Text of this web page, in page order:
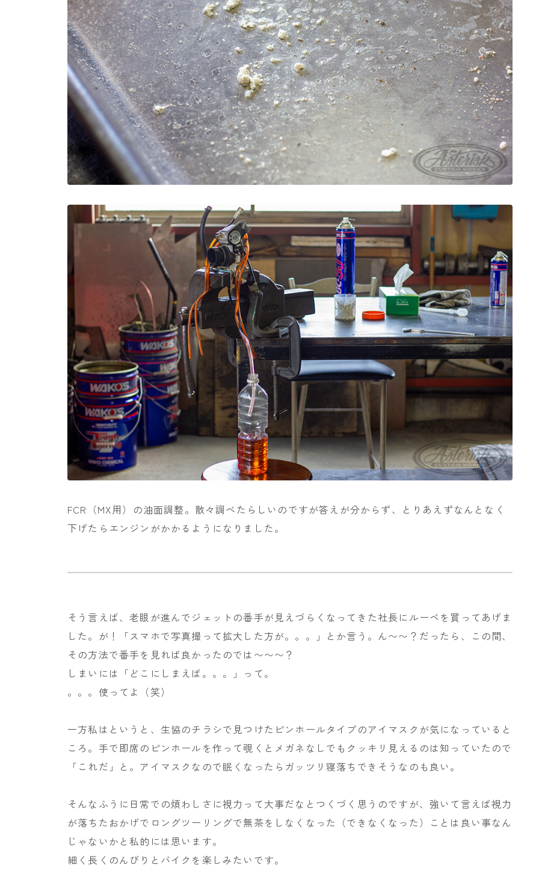
FCR（MX用）の油面調整。散々調べたらしいのですが答えが分からず、とりあえずなんとなく
下げたらエンジンがかかるようになりました。
そう言えば、老眼が進んでジェットの番手が見えづらくなってきた社長にルーペを買ってあげま
した。が！「スマホで写真撮って拡大した方が。。。」とか言う。ん〜〜？だったら、この間、
その方法で番手を見れば良かったのでは〜〜〜？
しまいには「どこにしまえば。。。」って。
。。。使ってよ（笑）
一方私はというと、生協のチラシで見つけたピンホールタイプのアイマスクが気になっていると
ころ。手で即席のピンホールを作って覗くとメガネなしでもクッキリ見えるのは知っていたので
「これだ」と。アイマスクなので眠くなったらガッツリ寝落ちできそうなのも良い。
そんなふうに日常での煩わしさに視力って大事だなとつくづく思うのですが、強いて言えば視力
が落ちたおかげでロングツーリングで無茶をしなくなった（できなくなった）ことは良い事なん
じゃないかと私的には思います。
細く長くのんびりとバイクを楽しみたいです。